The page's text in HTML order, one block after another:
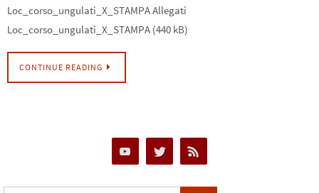
Loc_corso_ungulati_X_STAMPA Allegati
Loc_corso_ungulati_X_STAMPA (440 kB)
CONTINUE READING